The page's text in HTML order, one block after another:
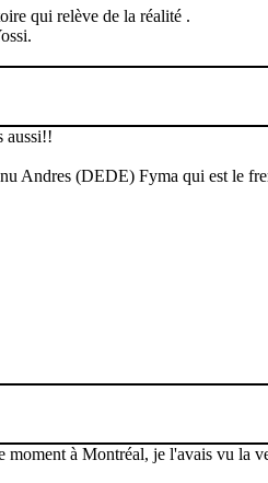
qui relève de la réalité .
aussi!!
Andres (DEDE) Fyma qui est le
à Montréal, je l'avais vu la